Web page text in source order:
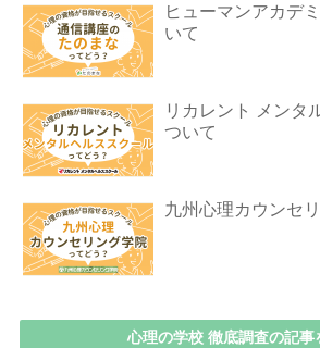
ヒューマンアカデ
いて
リカレント メンタ
ついて
九州心理カウンセ
心理の学校 徹底調査の記事